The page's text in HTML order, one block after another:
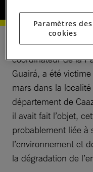
Rubén Irala,
coordinateur de la
Guairá, a été
mars dans la
département de
il avait fait l’objet,
probablement liée à
l’environnement et
la dégradation de
Paramètres des
cookies